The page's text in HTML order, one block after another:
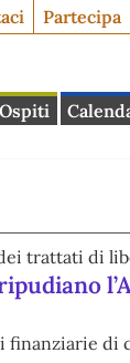
Partecipa
Ospiti
trattati di
di